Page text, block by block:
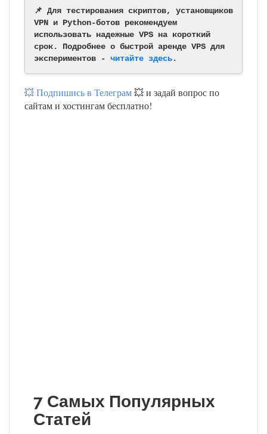
📌 Для тестирования скриптов, установщиков
VPN и Python-ботов рекомендуем
использовать надежные VPS на короткий
срок. Подробнее о быстрой аренде VPS для
экспериментов - читайте здесь.
💥 Подпишись в Телеграм💥 и задай вопрос по
сайтам и хостингам бесплатно!
7 Самых Популярных
Статей